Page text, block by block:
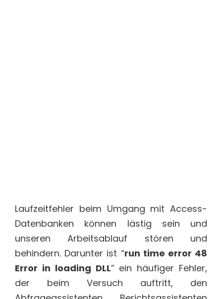
Laufzeitfehler beim Umgang mit Access-
Datenbanken können lästig sein und
unseren Arbeitsablauf stören und
behindern. Darunter ist “run time error 48
Error in loading DLL” ein häufiger Fehler,
der beim Versuch auftritt, den